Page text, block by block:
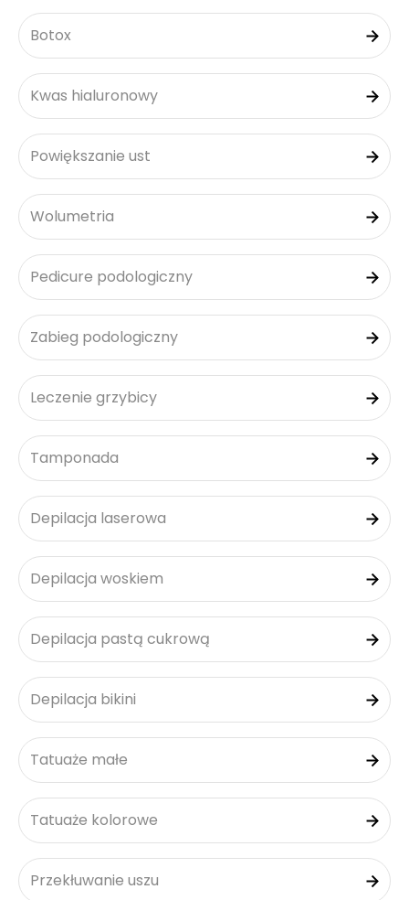
Botox
Kwas hialuronowy
Powiększanie ust
Wolumetria
Pedicure podologiczny
Zabieg podologiczny
Leczenie grzybicy
Tamponada
Depilacja laserowa
Depilacja woskiem
Depilacja pastą cukrową
Depilacja bikini
Tatuaże małe
Tatuaże kolorowe
Przekłuwanie uszu